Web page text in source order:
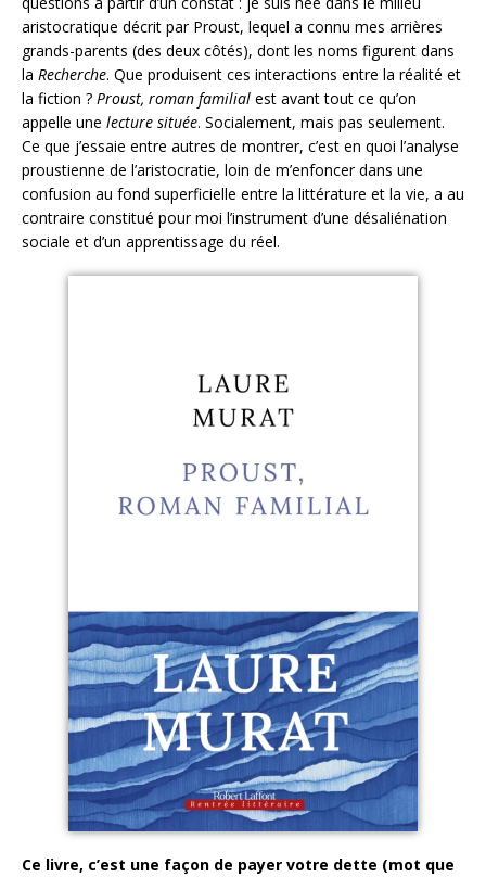
aristocratique décrit par Proust, lequel a connu mes arrières
grands-parents (des deux côtés), dont les noms figurent dans
la Recherche. Que produisent ces interactions entre la réalité et
la fiction ? Proust, roman familial est avant tout ce qu’on
appelle une lecture située. Socialement, mais pas seulement.
Ce que j’essaie entre autres de montrer, c’est en quoi l’analyse
proustienne de l’aristocratie, loin de m’enfoncer dans une
confusion au fond superficielle entre la littérature et la vie, a au
contraire constitué pour moi l’instrument d’une désaliénation
sociale et d’un apprentissage du réel.
Ce livre, c’est une façon de payer votre dette (mot que